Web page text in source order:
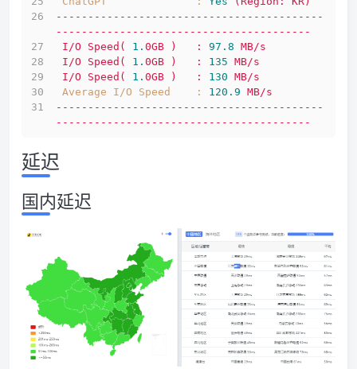
------------------------------------------
----------------------------------------
I/O
Speed( 1. 0GB ) : 97.8 MB/s
I/O
Speed( 1. 0GB ) : 135 MB/s
I/O
Speed( 1. 0GB ) : 130 MB/s
Average I/O Speed    :
120.9 MB/s
------------------------------------------
----------------------------------------
延迟
国内延迟